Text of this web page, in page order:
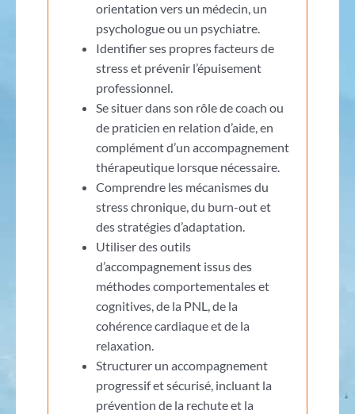
orientation vers un médecin, un
psychologue ou un psychiatre.
Identifier ses propres facteurs de
stress et prévenir l’épuisement
professionnel.
Se situer dans son rôle de coach ou
de praticien en relation d’aide, en
complément d’un accompagnement
thérapeutique lorsque nécessaire.
Comprendre les mécanismes du
stress chronique, du burn-out et
des stratégies d’adaptation.
Utiliser des outils
d’accompagnement issus des
méthodes comportementales et
cognitives, de la PNL, de la
cohérence cardiaque et de la
relaxation.
Structurer un accompagnement
progressif et sécurisé, incluant la
prévention de la rechute et la